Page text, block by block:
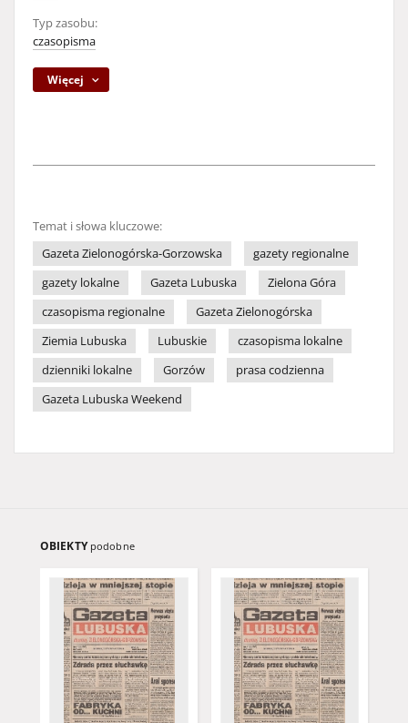
Typ zasobu:
czasopisma
Więcej
Temat i słowa kluczowe:
Gazeta Zielonogórska-Gorzowska
gazety regionalne
gazety lokalne
Gazeta Lubuska
Zielona Góra
czasopisma regionalne
Gazeta Zielonogórska
Ziemia Lubuska
Lubuskie
czasopisma lokalne
dzienniki lokalne
Gorzów
prasa codzienna
Gazeta Lubuska Weekend
OBIEKTY podobne